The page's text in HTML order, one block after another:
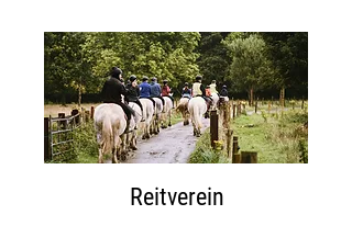
Reitverein